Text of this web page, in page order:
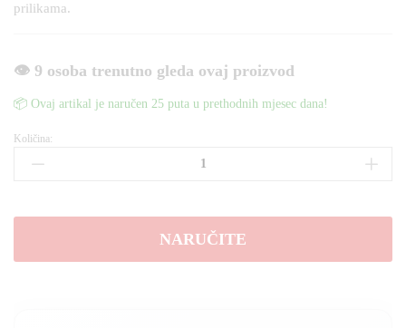
prilikama.
👁️ 9 osoba trenutno gleda ovaj proizvod
📦 Ovaj artikal je naručen 25 puta u prethodnih mjesec dana!
Karaoke
Zvučnik
količina
Količina:
NARUČITE